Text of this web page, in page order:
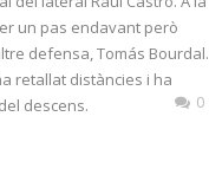
un pas endavant però
defensa, Tomás Bourdal.
retallat distàncies i ha
descens.
0